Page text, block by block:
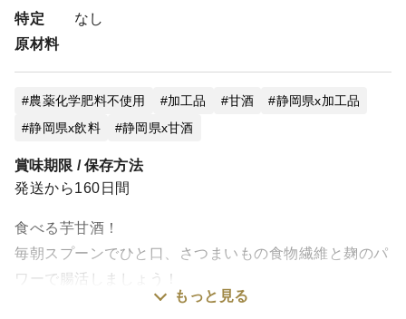
特定
原材料
なし
農薬化学肥料不使用 加工品 甘酒
静岡県x加工品
静岡県x飲料
静岡県x甘酒
賞味期限 / 保存方法
発送から160日間
食べる芋甘酒！
毎朝スプーンでひと口、さつまいもの食物繊維と麹のパ
ワーで腸活しましょう！
もっと見る